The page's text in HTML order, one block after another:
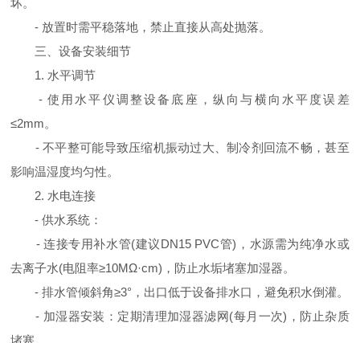
坏。
- 放置时需平稳落地，禁止直接从高处抛落。
三、设备安装细节
1. 水平调节
- 使用水平仪调整设备底座，纵向与横向水平度误差
≤2mm。
- 不平整可能导致压缩机振动过大、制冷剂回流不畅，甚至
影响温湿度均匀性。
2. 水电连接
- 供水系统：
- 连接专用补水管(建议DN15 PVC管)，水源需为纯净水或
去离子水(电阻率≥10MΩ·cm)，防止水垢堵塞加湿器。
- 排水管倾斜角≥3°，出口低于设备排水口，避免积水倒灌。
- 加湿器安装：定期清理加湿器滤网(每月一次)，防止杂质
堵塞。